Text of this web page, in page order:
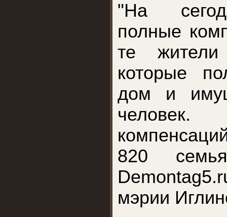
"На
полные
те
которые
дом и
820
мэрии